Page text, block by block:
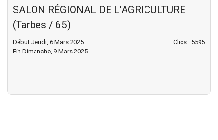
SALON RÉGIONAL DE L'AGRICULTURE
(Tarbes / 65)
Début Jeudi, 6 Mars 2025
Fin Dimanche, 9 Mars 2025
Clics : 5595